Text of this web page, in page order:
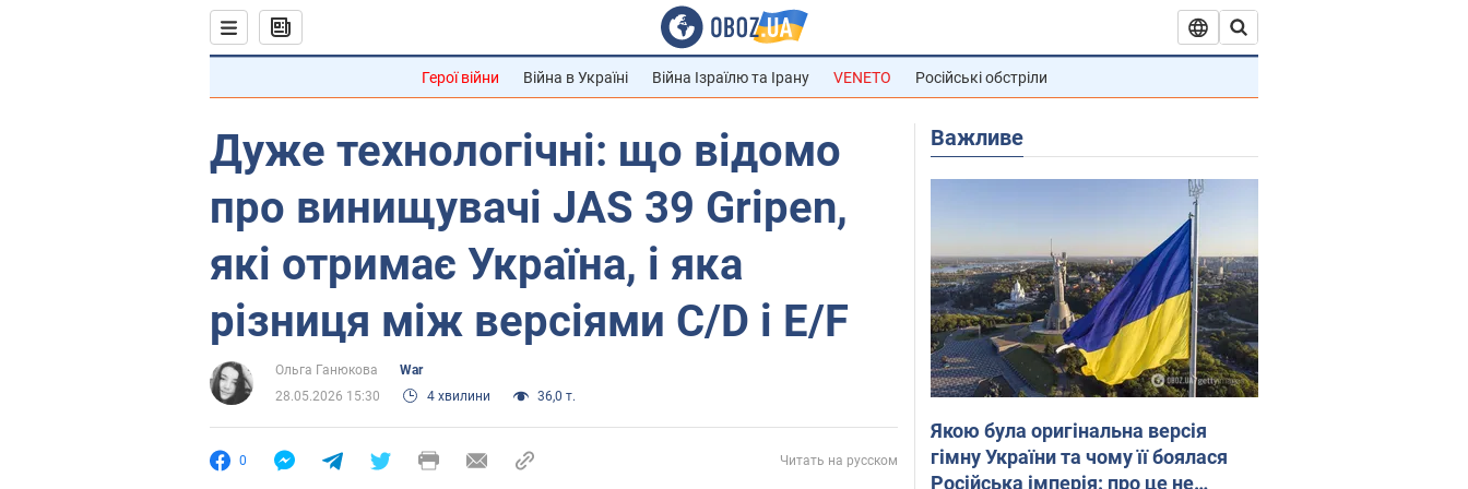
Герої війни Війна в Україні Війна Ізраїлю та Ірану VENETO Російські обстріли
Дуже технологічні: що відомо
про винищувачі JAS 39 Gripen,
які отримає Україна, і яка
різниця між версіями C/D і E/F
Ольга Ганюкова
War
28.05.2026 15:30
4 хвилини 36,0 т.
0 Читать на русском
Важливе
Якою була оригінальна версія
гімну України та чому її боялася
Російська імперія: про це не